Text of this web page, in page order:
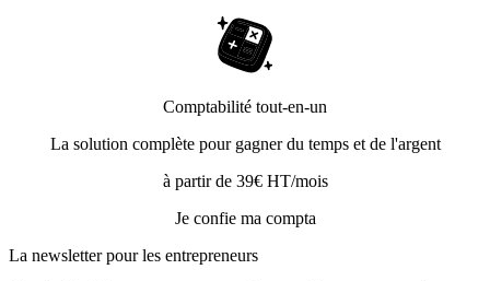
Comptabilité tout-en-un
La solution complète pour gagner du temps et de l'argent
à partir de 39€ HT/mois
Je confie ma compta
La newsletter pour les entrepreneurs